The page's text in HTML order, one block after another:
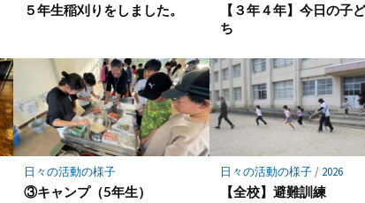
５年生稲刈りをしました。
【３年４年】今日の子
ち
日々の活動の様子
③キャンプ（5年生）
日々の活動の様子/ 2026
【全校】避難訓練